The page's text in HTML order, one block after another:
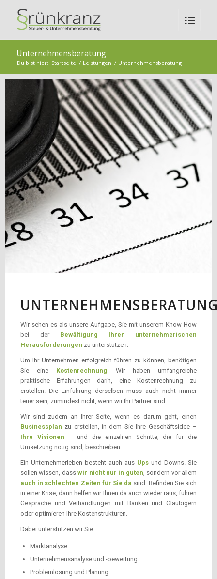
Unternehmensberatung
Du bist hier: Startseite / Leistungen / Unternehmensberatung
Wir sehen es als unsere Aufgabe, Sie mit unserem Know-How
bei der Bewältigung Ihrer unternehmerischen
Herausforderungen zu unterstützen:
Um Ihr Unternehmen erfolgreich führen zu können, benötigen
Sie eine Kostenrechnung . Wir haben umfangreiche
praktische Erfahrungen darin, eine Kostenrechnung zu
erstellen. Die Einführung derselben muss auch nicht immer
teuer sein, zumindest nicht, wenn wir Ihr Partner sind.
Wir sind zudem an Ihrer Seite, wenn es darum geht, einen
Businessplan zu erstellen, in dem Sie Ihre Geschäftsidee –
Ihre Visionen – und die einzelnen Schritte, die für die
Umsetzung nötig sind, beschreiben.
Ein Unternehmerleben besteht auch aus Upsund Downs. Sie
sollen wissen, dasswir nicht nur in guten , sondern vor allem
auch in schlechten Zeiten für Sie da sind. Befinden Sie sich
in einer Krise, dann helfen wir Ihnen da auch wieder raus, führen
Gespräche und Verhandlungen mit Banken und Gläubigern
oder optimieren Ihre Kostenstrukturen.
Dabei unterstützen wir Sie:
Marktanalyse
Unternehmensanalyse und -bewertung
Problemlösung und Planung